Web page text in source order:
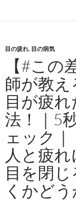
目の疲れ, 目の病気
【#この
師が教
目が疲
法！｜5
ェック
人と疲
目を閉
くかどう